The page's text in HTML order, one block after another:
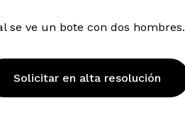
se ve un bote con dos hombres.
Solicitar en alta resolución